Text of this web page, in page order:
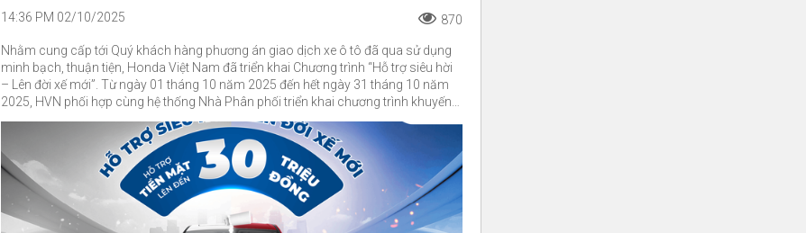
14:36 PM 02/10/2025 870
Nhằm cung cấp tới Quý khách hàng phương án giao dịch xe ô tô đã qua sử dụng
minh bạch, thuận tiện, Honda Việt Nam đã triển khai Chương trình “Hỗ trợ siêu hời
– Lên đời xế mới”. Từ ngày 01 tháng 10 năm 2025 đến hết ngày 31 tháng 10 năm
2025, HVN phối hợp cùng hệ thống Nhà Phân phối triển khai chương trình khuyến
mại hấp dẫn cho khách hàng đổi xe mới chính hãng.